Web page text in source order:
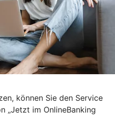
können Sie den Service
„Jetzt im OnlineBanking